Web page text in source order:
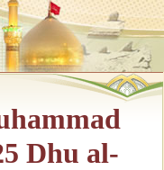
Dhu al-